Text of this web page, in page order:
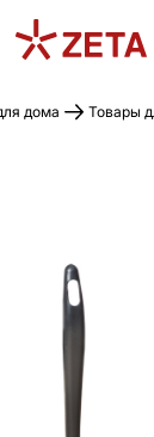
дома Товары